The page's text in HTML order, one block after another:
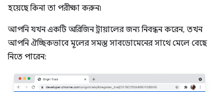
হয়েছে কিনা তা পরীক্ষা করুন৷
আপনি যখন একটি অরিজিন ট্রায়ালের জন্য নিবন্ধন করেন, তখন
আপনি ঐচ্ছিকভাবে মূলের সমস্ত সাবডোমেনের সাথে মেলে বেছে
নিতে পারেন: